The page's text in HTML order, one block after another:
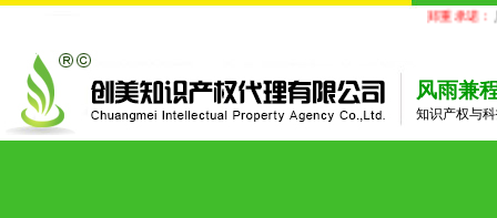
郑重承诺：
风雨兼
知识产权与